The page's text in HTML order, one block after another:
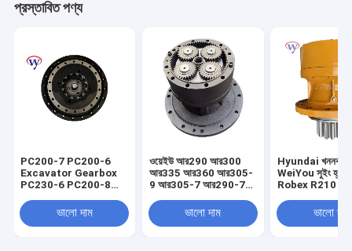
প্রস্তাবিত পণ্য
PC200-7 PC200-6
Excavator Gearbox
PC230-6 PC200-8
Gearbox 20Y-27-
00300
ভালো দাম
ওয়েইউ আর290 আর300
আর335 আর360 আর305-
9 আর305-7 আর290-7
গিয়ারবক্স রোটারি রিডাক্টর
31এন9-10181 31এন9-
ভালো দাম
Hyundai
WeiYou সুইং হ্রাস
Robex R210
10180 31N6-
ভালো দাম